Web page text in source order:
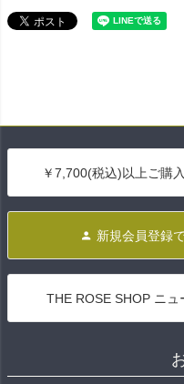
￥7,700(税込)以上ご購
新規会員登録
THE ROSE SHOP ニュ